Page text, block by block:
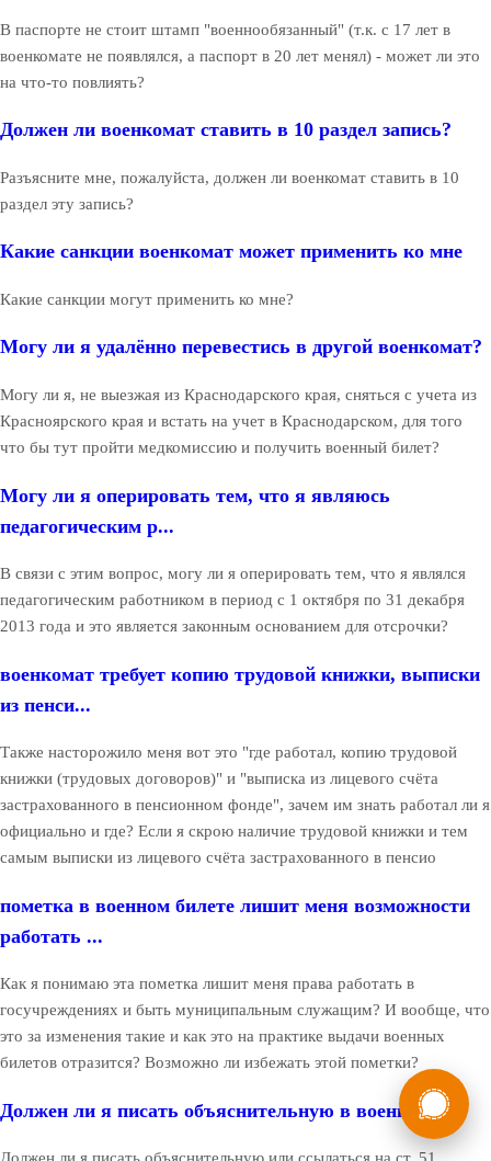
В паспорте не стоит штамп "военнообязанный" (т.к. с 17 лет в
военкомате не появлялся, а паспорт в 20 лет менял) - может ли это
на что-то повлиять?
Должен ли военкомат ставить в 10 раздел запись?
Разъясните мне, пожалуйста, должен ли военкомат ставить в 10
раздел эту запись?
Какие санкции военкомат может применить ко мне
Какие санкции могут применить ко мне?
Могу ли я удалённо перевестись в другой военкомат?
Могу ли я, не выезжая из Краснодарского края, сняться с учета из
Красноярского края и встать на учет в Краснодарском, для того
что бы тут пройти медкомиссию и получить военный билет?
Могу ли я оперировать тем, что я являюсь
педагогическим р...
В связи с этим вопрос, могу ли я оперировать тем, что я являлся
педагогическим работником в период с 1 октября по 31 декабря
2013 года и это является законным основанием для отсрочки?
военкомат требует копию трудовой книжки, выписки
из пенси...
Также насторожило меня вот это "где работал, копию трудовой
книжки (трудовых договоров)" и "выписка из лицевого счёта
застрахованного в пенсионном фонде", зачем им знать работал ли я
официально и где? Если я скрою наличие трудовой книжки и тем
самым выписки из лицевого счёта застрахованного в пенсио
пометка в военном билете лишит меня возможности
работать ...
Как я понимаю эта пометка лишит меня права работать в
госучреждениях и быть муниципальным служащим? И вообще, что
это за изменения такие и как это на практике выдачи военных
билетов отразится? Возможно ли избежать этой пометки?
Должен ли я писать объяснительную в военкомате?
Бесплатная